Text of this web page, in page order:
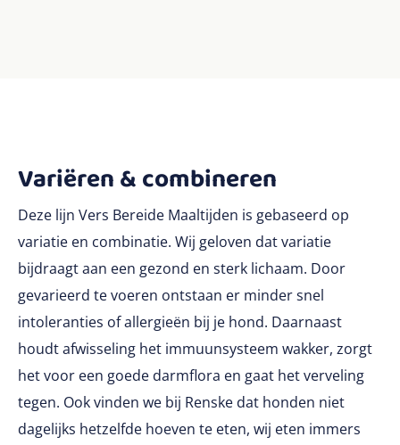
Variëren & combineren
Deze lijn Vers Bereide Maaltijden is gebaseerd op
variatie en combinatie. Wij geloven dat variatie
bijdraagt aan een gezond en sterk lichaam. Door
gevarieerd te voeren ontstaan er minder snel
intoleranties of allergieën bij je hond. Daarnaast
houdt afwisseling het immuunsysteem wakker, zorgt
het voor een goede darmflora en gaat het verveling
tegen. Ook vinden we bij Renske dat honden niet
dagelijks hetzelfde hoeven te eten, wij eten immers